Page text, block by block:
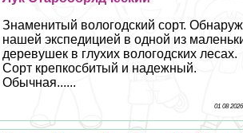
Знаменитый вологодский сорт.
нашей экспедицией в одной из
деревушек в глухих вологодских лесах.
Сорт крепкосбитый и надежный.
Обычная......
01 08